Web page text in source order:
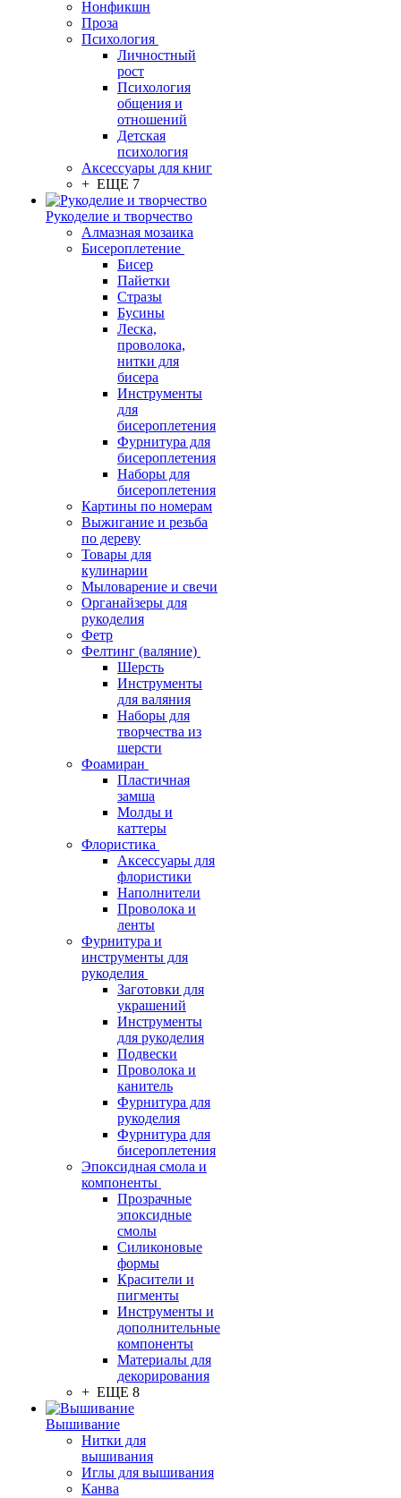
Нонфикшн
Проза
Психология
Личностный
рост
Психология
общения и
отношений
Детская
психология
Аксессуары для книг
+ ЕЩЕ 7
Рукоделие и творчество
Алмазная мозаика
Бисероплетение
Бисер
Пайетки
Стразы
Бусины
Леска,
проволока,
нитки для
бисера
Инструменты
для
бисероплетения
Фурнитура для
бисероплетения
Наборы для
бисероплетения
Картины по номерам
Выжигание и резьба
по дереву
Товары для
кулинарии
Мыловарение и свечи
Органайзеры для
рукоделия
Фетр
Фелтинг (валяние)
Шерсть
Инструменты
для валяния
Наборы для
творчества из
шерсти
Фоамиран
Пластичная
замша
Молды и
каттеры
Флористика
Аксессуары для
флористики
Наполнители
Проволока и
ленты
Фурнитура и
инструменты для
рукоделия
Заготовки для
украшений
Инструменты
для рукоделия
Подвески
Проволока и
канитель
Фурнитура для
рукоделия
Фурнитура для
бисероплетения
Эпоксидная смола и
компоненты
Прозрачные
эпоксидные
смолы
Силиконовые
формы
Красители и
пигменты
Инструменты и
дополнительные
компоненты
Материалы для
декорирования
+ ЕЩЕ 8
Вышивание
Нитки для
вышивания
Иглы для вышивания
Канва